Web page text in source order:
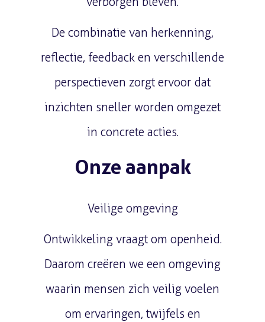
De combinatie van herkenning,
reflectie, feedback en verschillende
perspectieven zorgt ervoor dat
inzichten sneller worden omgezet
in concrete acties.
Onze aanpak
Veilige omgeving
Ontwikkeling vraagt om openheid.
Daarom creëren we een omgeving
waarin mensen zich veilig voelen
om ervaringen, twijfels en